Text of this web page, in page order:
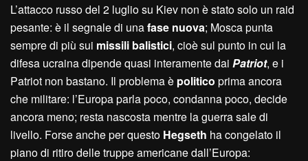
L’attacco russo del 2 luglio su Kiev non è stato solo un raid
pesante: è il segnale di unafase nuova; Mosca punta
sempre di più sui missili balistici, cioè sul punto in cui la
difesa ucraina dipende quasi interamente dai Patriot, e i
Patriot non bastano. Il problema è politico prima ancora
che militare: l’Europa parla poco, condanna poco, decide
ancora meno; resta nascosta mentre la guerra sale di
livello. Forse anche per questo Hegseth ha congelato il
piano di ritiro delle truppe americane dall’Europa: